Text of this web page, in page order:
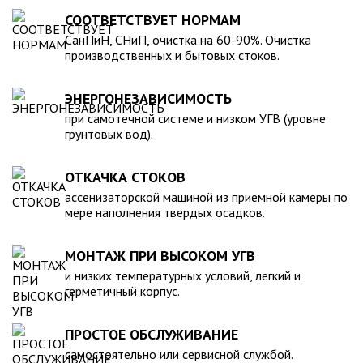
для машины. При подборе септика нужно рассчитать объем
стоков в зависимости от количества пользователей и
возможности залпового слива.
устойчивость к воздействию любых агрессивных веществ.
2. Возможность использования при больших перепадах
температуры, в том числе при очень низких в зимний
период. 3. Долговечность – срок эксплуатации исчисляется
устанавливается на подготовленном месте в течение
нескольких часов. 5. Простота обслуживания.В
ассортименте продукции, реализуемой нашей компанией –
пластиковые и стеклопластиковые изделия, изготовленные
в полном соответствии с Государственными стандартами,
санитарно-гигиеническими и другими нормативами.
СООТВЕТСТВУЕТ НОРМАМ
СанПиН, СНиП, очистка на 60-90%. Очистка
производственных и бытовых стоков.
ЭНЕРГОНЕЗАВИСИМОСТЬ
при самотечной системе и низком УГВ (уровне
грунтовых вод).
ОТКАЧКА СТОКОВ
ассенизаторской машиной из приемной камеры по
мере наполнения твердых осадков.
МОНТАЖ ПРИ ВЫСОКОМ УГВ
и низких температурных условий, легкий и
герметичный корпус.
ПРОСТОЕ ОБСЛУЖИВАНИЕ
самостоятельно или сервисной службой.